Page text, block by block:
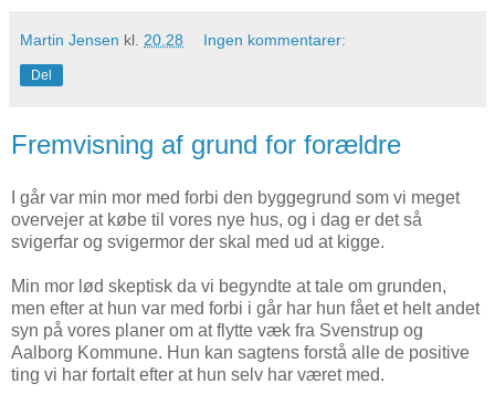
Martin Jensen kl. 20.28 Ingen kommentarer:
Del
Fremvisning af grund for forældre
I går var min mor med forbi den byggegrund som vi meget
overvejer at købe til vores nye hus, og i dag er det så
svigerfar og svigermor der skal med ud at kigge.
Min mor lød skeptisk da vi begyndte at tale om grunden,
men efter at hun var med forbi i går har hun fået et helt andet
syn på vores planer om at flytte væk fra Svenstrup og
Aalborg Kommune. Hun kan sagtens forstå alle de positive
ting vi har fortalt efter at hun selv har været med.